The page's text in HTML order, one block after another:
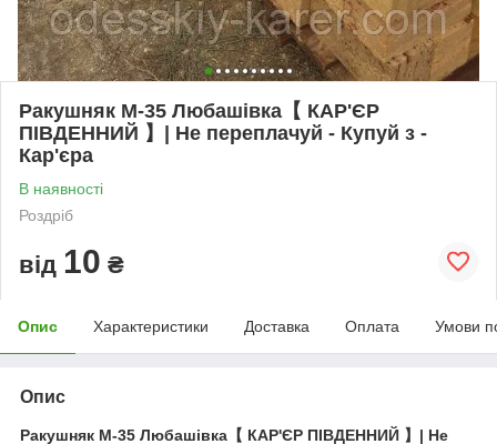
Ракушняк М-35 Любашівка【 КАР'ЄР
ПІВДЕННИЙ 】| Не переплачуй - Купуй з -
Кар'єра
В наявності
Роздріб
від 10 ₴
Опис Характеристики Доставка Оплата Умови
Опис
Ракушняк М-35 Любашівка【 КАР'ЄР ПІВДЕННИЙ 】| Не